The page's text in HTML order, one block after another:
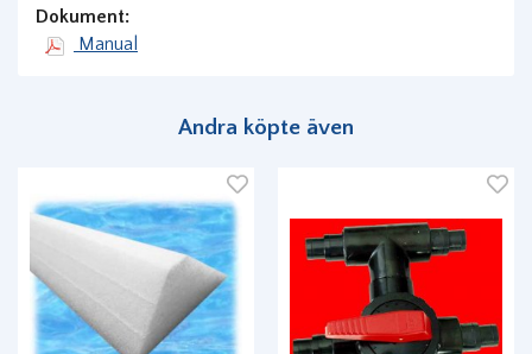
Dokument:
Manual
Andra köpte även